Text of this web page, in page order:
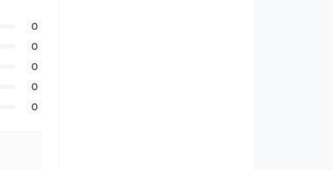
0
0
0
0
0